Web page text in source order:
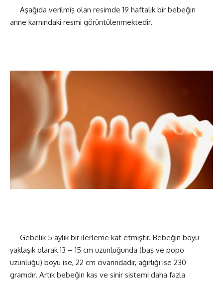
Aşağıda verilmiş olan resimde 19 haftalık bir bebeğin
anne karnındaki resmi görüntülenmektedir.
Gebelik 5 aylık bir ilerleme kat etmiştir. Bebeğin boyu
yaklaşık olarak 13 – 15 cm uzunluğunda (baş ve popo
uzunluğu) boyu ise, 22 cm civarındadır, ağırlığı ise 230
gramdır. Artık bebeğin kas ve sinir sistemi daha fazla